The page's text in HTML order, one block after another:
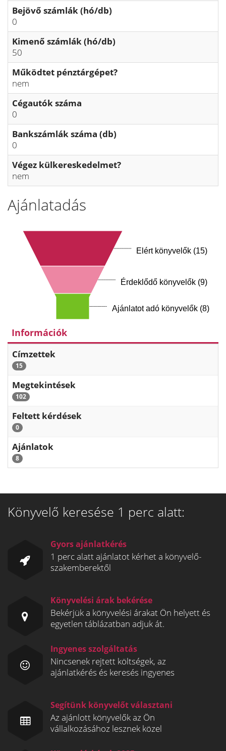
Bejövő számlák (hó/db)
0
Kimenő számlák (hó/db)
50
Működtet pénztárgépet?
nem
Cégautók száma
0
Bankszámlák száma (db)
0
Végez külkereskedelmet?
nem
Ajánlatadás
Elért könyvelők (15)
Érdeklődő könyvelők (9)
Ajánlatot adó könyvelők (8)
Információk
Címzettek
15
Megtekintések
102
Feltett kérdések
0
Ajánlatok
8
Könyvelő keresése 1 perc alatt:
Gyors ajánlatkérés
1 perc alatt ajánlatot kérhet a könyvelő-
szakemberektől
Könyvelési árak bekérése
Bekérjük a könyvelési árakat Ön helyett és
egyetlen táblázatban adjuk át.
Ingyenes szolgáltatás
Nincsenek rejtett költségek, az
ajánlatkérés és keresés ingyenes
Segítünk könyvelőt választani
Az ajánlott könyvelők az Ön
vállalkozásához lesznek közel